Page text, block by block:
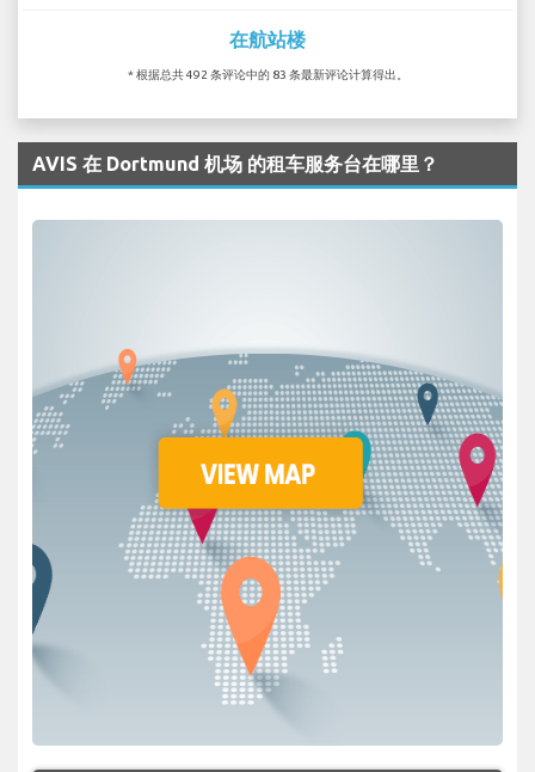
在航站楼
* 根据总共 492 条评论中的 83 条最新评论计算得出。
AVIS 在 Dortmund 机场 的租车服务台在哪里？